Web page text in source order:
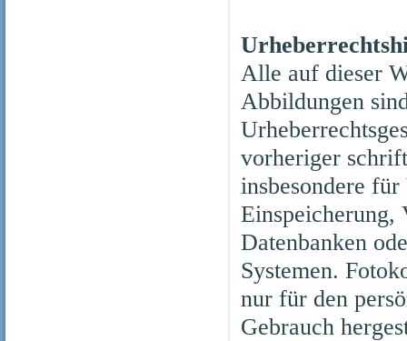
Alle auf dieser
Abbildungen
vorheriger
insbesondere
Einspeicherung,
Datenbanken
Systemen.
nur für den
Gebrauch